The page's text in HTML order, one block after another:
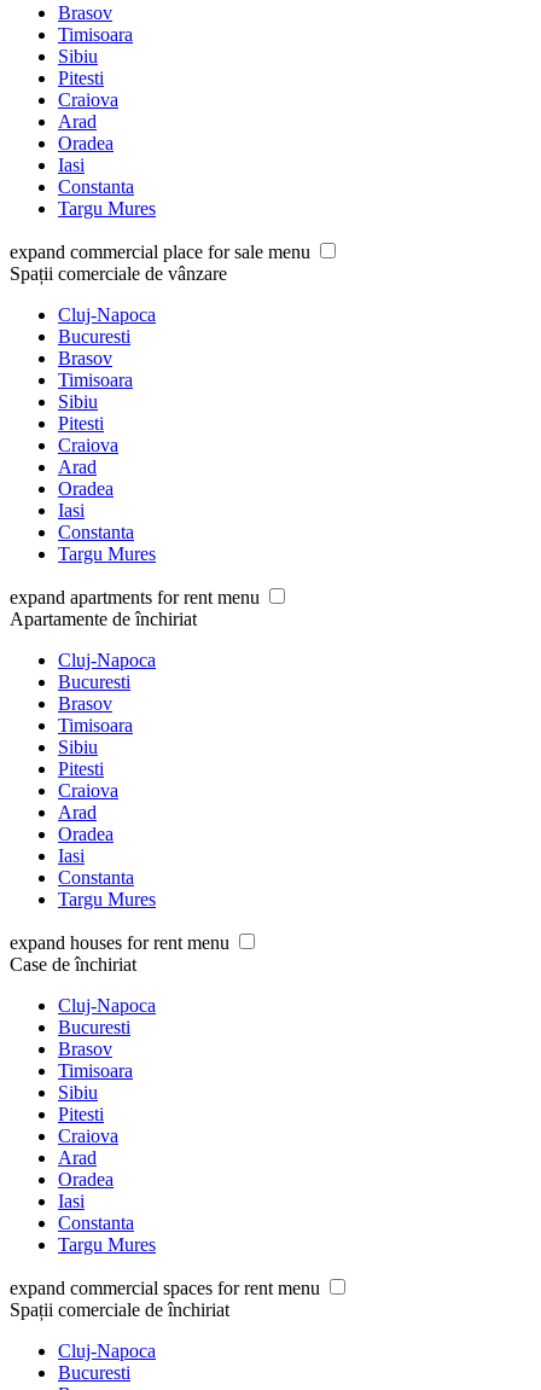
Brasov
Timisoara
Sibiu
Pitesti
Craiova
Arad
Oradea
Iasi
Constanta
Targu Mures
expand commercial place for sale menu
Spații comerciale de vânzare
Cluj-Napoca
Bucuresti
Brasov
Timisoara
Sibiu
Pitesti
Craiova
Arad
Oradea
Iasi
Constanta
Targu Mures
expand apartments for rent menu
Apartamente de închiriat
Cluj-Napoca
Bucuresti
Brasov
Timisoara
Sibiu
Pitesti
Craiova
Arad
Oradea
Iasi
Constanta
Targu Mures
expand houses for rent menu
Case de închiriat
Cluj-Napoca
Bucuresti
Brasov
Timisoara
Sibiu
Pitesti
Craiova
Arad
Oradea
Iasi
Constanta
Targu Mures
expand commercial spaces for rent menu
Spații comerciale de închiriat
Cluj-Napoca
Bucuresti